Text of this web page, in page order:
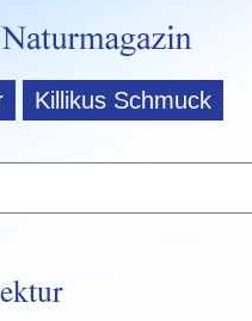
Killikus Schmuck